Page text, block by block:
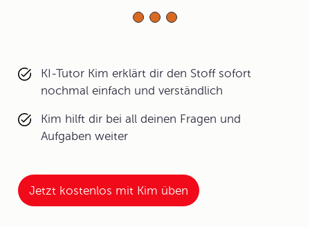
KI-Tutor Kim erklärt dir den Stoff sofort
nochmal einfach und verständlich
Kim hilft dir bei all deinen Fragen und
Aufgaben weiter
Jetzt kostenlos mit Kim üben